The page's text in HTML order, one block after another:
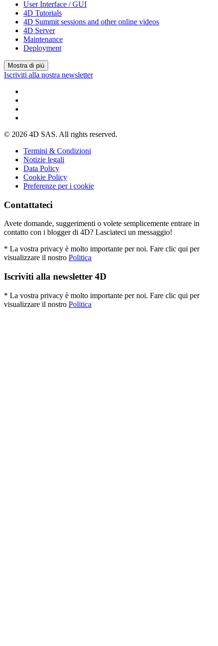
User Interface / GUI
4D Tutorials
4D Summit sessions and other online videos
4D Server
Maintenance
Deployment
Mostra di più
Iscriviti alla nostra newsletter
© 2026 4D SAS. All rights reserved.
Termini & Condizioni
Notizie legali
Data Policy
Cookie Policy
Preferenze per i cookie
Contattateci
Avete domande, suggerimenti o volete semplicemente entrare in
contatto con i blogger di 4D? Lasciateci un messaggio!
* La vostra privacy è molto importante per noi. Fare clic qui per
visualizzare il nostro Politica
Iscriviti alla newsletter 4D
* La vostra privacy è molto importante per noi. Fare clic qui per
visualizzare il nostro Politica